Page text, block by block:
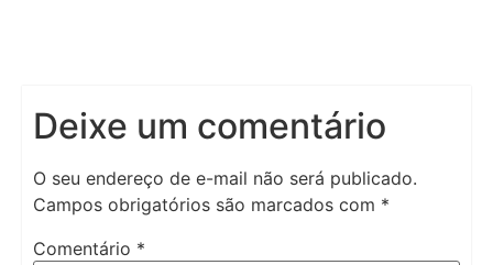
Deixe um comentário
O seu endereço de e-mail não será publicado.
Campos obrigatórios são marcados com *
Comentário *